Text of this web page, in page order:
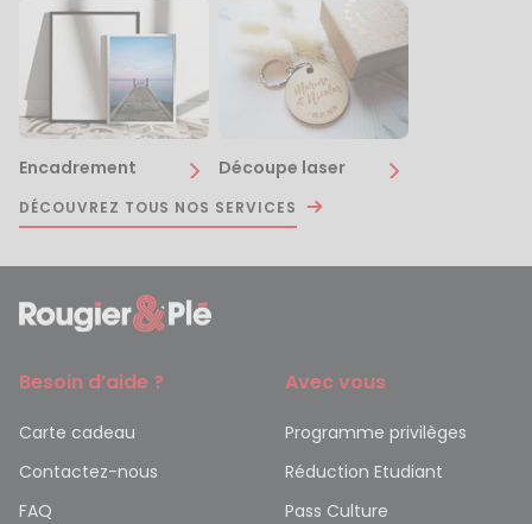
Encadrement Découpe laser
DÉCOUVREZ TOUS NOS SERVICES
Besoin d’aide ?
Carte cadeau
Contactez-nous
FAQ
Avec vous
Programme privilèges
Réduction Etudiant
Pass Culture